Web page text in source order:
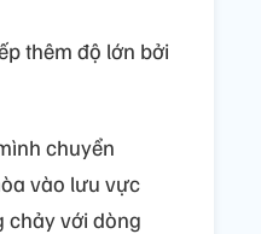
thêm độ lớn bởi
chuyển
vào lưu vực
chảy với dòng